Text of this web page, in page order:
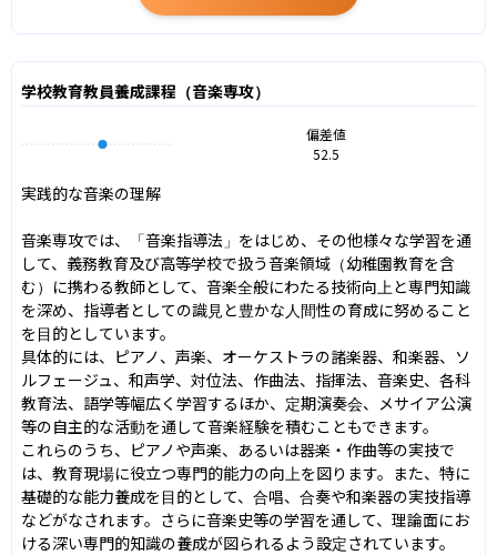
学校教育教員養成課程（音楽専攻）
偏差値
52.5
実践的な音楽の理解
音楽専攻では、「音楽指導法」をはじめ、その他様々な学習を通
して、義務教育及び高等学校で扱う音楽領域（幼稚園教育を含
む）に携わる教師として、音楽全般にわたる技術向上と専門知識
を深め、指導者としての識見と豊かな人間性の育成に努めること
を目的としています。
具体的には、ピアノ、声楽、オーケストラの諸楽器、和楽器、ソ
ルフェージュ、和声学、対位法、作曲法、指揮法、音楽史、各科
教育法、語学等幅広く学習するほか、定期演奏会、メサイア公演
等の自主的な活動を通して音楽経験を積むこともできます。
これらのうち、ピアノや声楽、あるいは器楽・作曲等の実技で
は、教育現場に役立つ専門的能力の向上を図ります。また、特に
基礎的な能力養成を目的として、合唱、合奏や和楽器の実技指導
などがなされます。さらに音楽史等の学習を通して、理論面にお
ける深い専門的知識の養成が図られるよう設定されています。